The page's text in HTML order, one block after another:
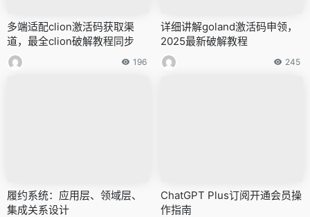
多端适配clion激活码获取渠
道，最全clion破解教程同步
196
详细讲解goland激活码申领，
2025最新破解教程
245
履约系统：应用层、领域层、
集成关系设计
ChatGPT Plus订阅开通会员操
作指南